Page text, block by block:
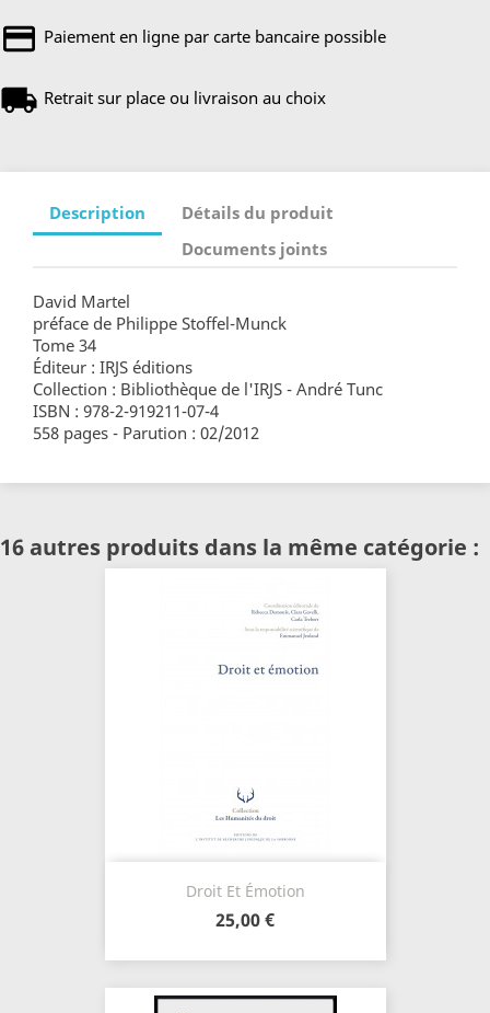
Paiement en ligne par carte bancaire possible
Retrait sur place ou livraison au choix
Description
Détails du produit
Documents joints
David Martel
préface de Philippe Stoffel-Munck
Tome 34
Éditeur : IRJS éditions
Collection : Bibliothèque de l'IRJS - André Tunc
ISBN : 978-2-919211-07-4
558 pages - Parution : 02/2012
16 autres produits dans la même catégorie :
Droit Et Émotion
25,00 €